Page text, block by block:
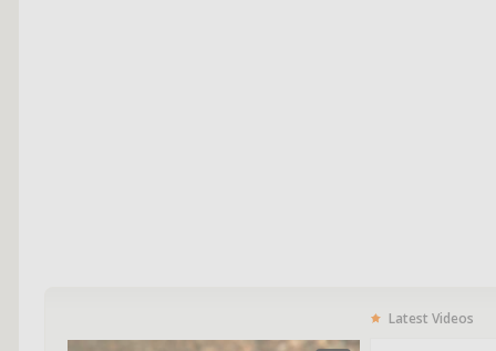
Latest Videos